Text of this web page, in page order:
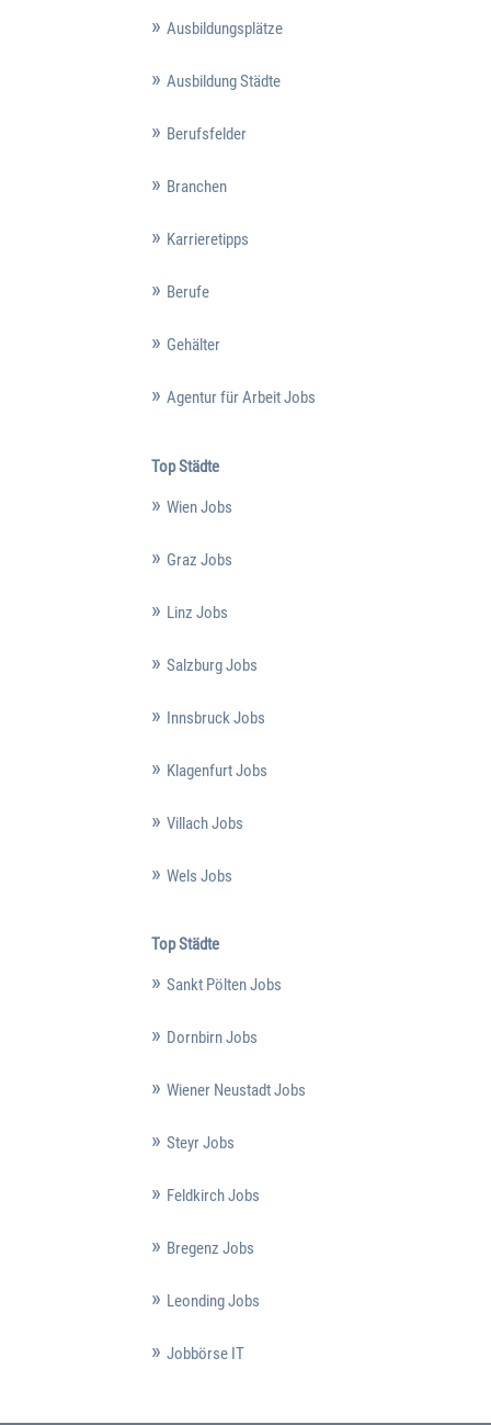
Ausbildungsplätze
Ausbildung Städte
Berufsfelder
Branchen
Karrieretipps
Berufe
Gehälter
Agentur für Arbeit Jobs
Top Städte
Wien Jobs
Graz Jobs
Linz Jobs
Salzburg Jobs
Innsbruck Jobs
Klagenfurt Jobs
Villach Jobs
Wels Jobs
Top Städte
Sankt Pölten Jobs
Dornbirn Jobs
Wiener Neustadt Jobs
Steyr Jobs
Feldkirch Jobs
Bregenz Jobs
Leonding Jobs
Jobbörse IT